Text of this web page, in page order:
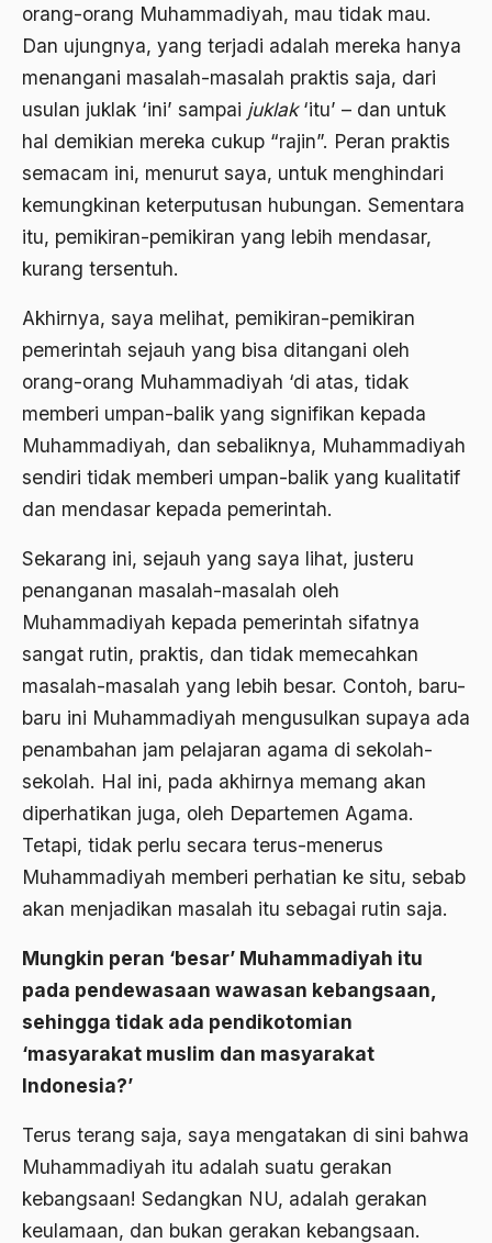
orang-orang Muhammadiyah, mau tidak mau.
Dan ujungnya, yang terjadi adalah mereka hanya
menangani masalah-masalah praktis saja, dari
usulan juklak ‘ini’ sampai juklak‘itu’ – dan untuk
hal demikian mereka cukup “rajin”. Peran praktis
semacam ini, menurut saya, untuk menghindari
kemungkinan keterputusan hubungan. Sementara
itu, pemikiran-pemikiran yang lebih mendasar,
kurang tersentuh.
Akhirnya, saya melihat, pemikiran-pemikiran
pemerintah sejauh yang bisa ditangani oleh
orang-orang Muhammadiyah ‘di atas, tidak
memberi umpan-balik yang signifikan kepada
Muhammadiyah, dan sebaliknya, Muhammadiyah
sendiri tidak memberi umpan-balik yang kualitatif
dan mendasar kepada pemerintah.
Sekarang ini, sejauh yang saya lihat, justeru
penanganan masalah-masalah oleh
Muhammadiyah kepada pemerintah sifatnya
sangat rutin, praktis, dan tidak memecahkan
masalah-masalah yang lebih besar. Contoh, baru-
baru ini Muhammadiyah mengusulkan supaya ada
penambahan jam pelajaran agama di sekolah-
sekolah. Hal ini, pada akhirnya memang akan
diperhatikan juga, oleh Departemen Agama.
Tetapi, tidak perlu secara terus-menerus
Muhammadiyah memberi perhatian ke situ, sebab
akan menjadikan masalah itu sebagai rutin saja.
Mungkin peran ‘besar’ Muhammadiyah itu
pada pendewasaan wawasan kebangsaan,
sehingga tidak ada pendikotomian
‘masyarakat muslim dan masyarakat
Indonesia?’
Terus terang saja, saya mengatakan di sini bahwa
Muhammadiyah itu adalah suatu gerakan
kebangsaan! Sedangkan NU, adalah gerakan
keulamaan, dan bukan gerakan kebangsaan.
artikel gus dur
asal-usul tradisi keilmuan pesantren
Asas Islam
Asas Keagamaan
asas kebangsaan
Asas Organisasi Islam
Asas Pancasila
Asas Pluralisme
Asas Tunggal
Asghar Ali Engineer
Ashram Ghandi
Asia
Asia Tenggara
Askar
Asosiasi
Aspek Etika
Aspek Politis
Aspek religius Agama
Aspek Teknis
asrul sani
Aswad Mahasin
ASWAJA
Asyura 1414
Atheisme
Aturan Hukum
Australia